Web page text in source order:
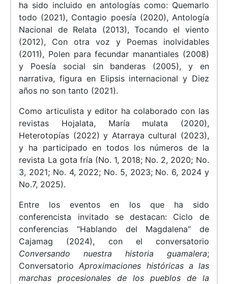
ha sido incluido en antologías como: Quemarlo
todo (2021), Contagio poesía (2020), Antología
Nacional de Relata (2013), Tocando el viento
(2012), Con otra voz y Poemas inolvidables
(2011), Polen para fecundar manantiales (2008)
y Poesía social sin banderas (2005), y en
narrativa, figura en Elipsis internacional y Diez
años no son tanto (2021).
Como articulista y editor ha colaborado con las
revistas Hojalata, María mulata (2020),
Heterotopías (2022) y Atarraya cultural (2023),
y ha participado en todos los números de la
revista La gota fría (No. 1, 2018; No. 2, 2020; No.
3, 2021; No. 4, 2022; No. 5, 2023; No. 6, 2024 y
No.7, 2025).
Entre los eventos en los que ha sido
conferencista invitado se destacan: Ciclo de
conferencias “Hablando del Magdalena” de
Cajamag (2024), con el conversatorio
Conversando nuestra historia guamalera;
ConversatorioAproximaciones históricas a las
marchas procesionales de los pueblos de la